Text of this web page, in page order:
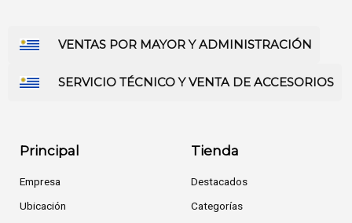
VENTAS POR MAYOR Y ADMINISTRACIÓN
SERVICIO TÉCNICO Y VENTA DE ACCESORIOS
Principal
Empresa
Ubicación
Tienda
Destacados
Categorías